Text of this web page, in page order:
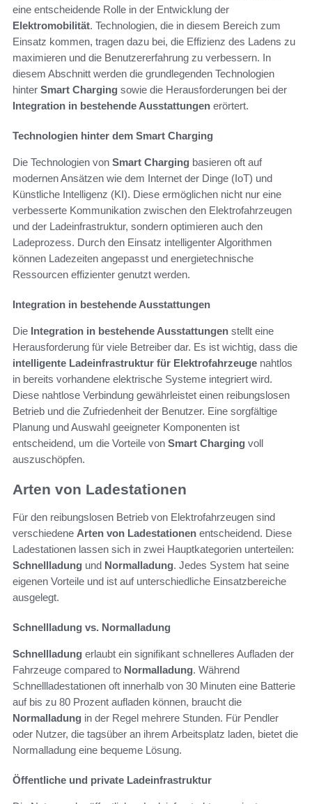
eine entscheidende Rolle in der Entwicklung der
Elektromobilität. Technologien, die in diesem Bereich zum
Einsatz kommen, tragen dazu bei, die Effizienz des Ladens zu
maximieren und die Benutzererfahrung zu verbessern. In
diesem Abschnitt werden die grundlegenden Technologien
hinter Smart Charging sowie die Herausforderungen bei der
Integration in bestehende Ausstattungen erörtert.
Technologien hinter dem Smart Charging
Die Technologien von Smart Charging basieren oft auf
modernen Ansätzen wie dem Internet der Dinge (IoT) und
Künstliche Intelligenz (KI). Diese ermöglichen nicht nur eine
verbesserte Kommunikation zwischen den Elektrofahrzeugen
und der Ladeinfrastruktur, sondern optimieren auch den
Ladeprozess. Durch den Einsatz intelligenter Algorithmen
können Ladezeiten angepasst und energietechnische
Ressourcen effizienter genutzt werden.
Integration in bestehende Ausstattungen
Die Integration in bestehende Ausstattungen stellt eine
Herausforderung für viele Betreiber dar. Es ist wichtig, dass die
intelligente Ladeinfrastruktur für Elektrofahrzeuge nahtlos
in bereits vorhandene elektrische Systeme integriert wird.
Diese nahtlose Verbindung gewährleistet einen reibungslosen
Betrieb und die Zufriedenheit der Benutzer. Eine sorgfältige
Planung und Auswahl geeigneter Komponenten ist
entscheidend, um die Vorteile von Smart Charging voll
auszuschöpfen.
Arten von Ladestationen
Für den reibungslosen Betrieb von Elektrofahrzeugen sind
verschiedene Arten von Ladestationen entscheidend. Diese
Ladestationen lassen sich in zwei Hauptkategorien unterteilen:
Schnellladung und Normalladung. Jedes System hat seine
eigenen Vorteile und ist auf unterschiedliche Einsatzbereiche
ausgelegt.
Schnellladung vs. Normalladung
Schnellladung erlaubt ein signifikant schnelleres Aufladen der
Fahrzeuge compared to Normalladung. Während
Schnellladestationen oft innerhalb von 30 Minuten eine Batterie
auf bis zu 80 Prozent aufladen können, braucht die
Normalladung in der Regel mehrere Stunden. Für Pendler
oder Nutzer, die tagsüber an ihrem Arbeitsplatz laden, bietet die
Normalladung eine bequeme Lösung.
Öffentliche und private Ladeinfrastruktur